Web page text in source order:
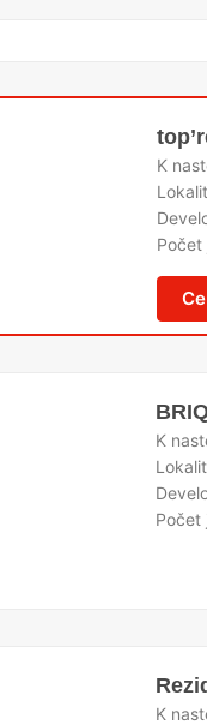
K
Počet
K
Počet
K